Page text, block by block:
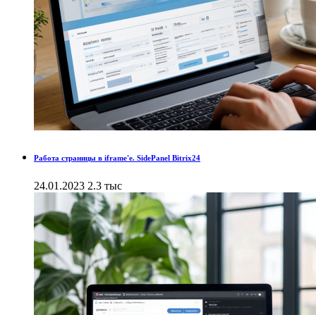
Работа страницы в iframe'е. SidePanel Bitrix24
24.01.2023 2.3 тыс